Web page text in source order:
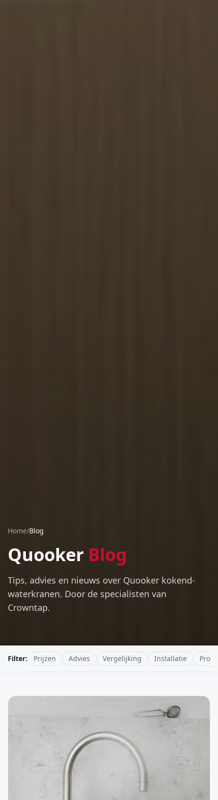
Home/Blog
Quooker Blog
Tips, advies en nieuws over Quooker kokend-
waterkranen. Door de specialisten van
Crowntap.
Filter: Prijzen Advies Vergelijking Installatie